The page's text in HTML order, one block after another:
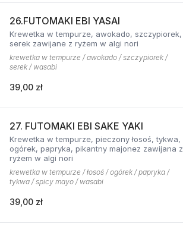
26.FUTOMAKI EBI YASAI
Krewetka w tempurze, awokado, szczypiorek,
serek zawijane z ryżem w algi nori
krewetka w tempurze / awokado / szczypiorek /
serek / wasabi
39,00 zł
27. FUTOMAKI EBI SAKE YAKI
Krewetka w tempurze, pieczony łosoś, tykwa,
ogórek, papryka, pikantny majonez zawijana z
ryżem w algi nori
krewetka w tempurze / łosoś / ogórek / papryka /
tykwa / spicy mayo / wasabi
39,00 zł